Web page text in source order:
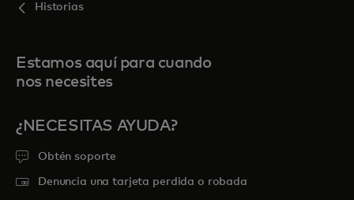
Historias
Estamos aquí para cuando
nos necesites
¿NECESITAS AYUDA?
Obtén soporte
Denuncia una tarjeta perdida o robada